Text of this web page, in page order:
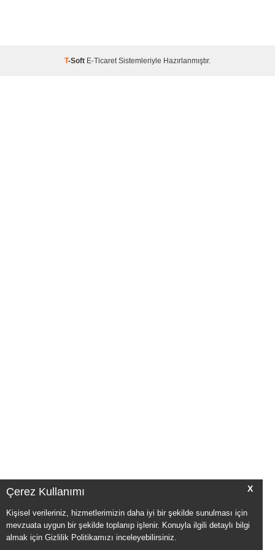
X
Çerez Kullanımı
Kişisel verileriniz, hizmetlerimizin daha iyi bir şekilde sunulması için
mevzuata uygun bir şekilde toplanıp işlenir. Konuyla ilgili detaylı bilgi
almak için Gizlilik Politikamızı inceleyebilirsiniz.
T-Soft E-TicaretSistemleriyle Hazırlanmıştır.